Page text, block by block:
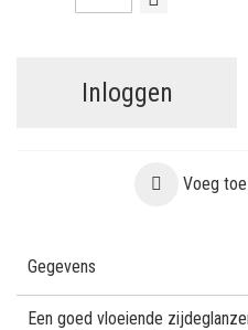
Inloggen
Voeg
Gegevens
Een goed vloeiende